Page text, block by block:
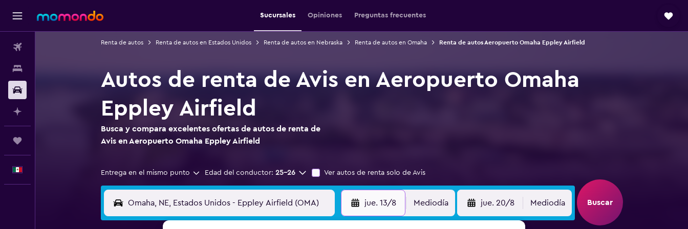
Sucursales Opiniones Preguntas frecuentes
Renta de autos Renta de autos en Estados Unidos Renta de autos en Nebraska Renta de autos en Omaha Renta de autos Aeropuerto Omaha Eppley Airfield
Autos de renta de Avis en Aeropuerto Omaha
Eppley Airfield
Busca y compara excelentes ofertas de autos de renta de
Avis en Aeropuerto Omaha Eppley Airfield
Entrega en el mismo punto Edad del conductor: 25-26 Ver autos de renta solo de Avis
jue. 13/8 Mediodía jue. 20/8 Mediodía Buscar